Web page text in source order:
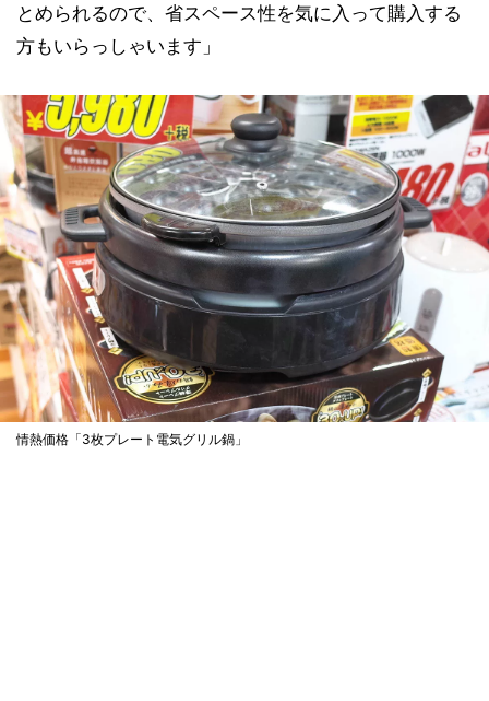
とめられるので、省スペース性を気に入って購入する
方もいらっしゃいます」
情熱価格「3枚プレート電気グリル鍋」